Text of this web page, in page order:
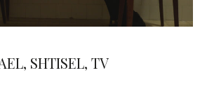
, SHTISEL, TV